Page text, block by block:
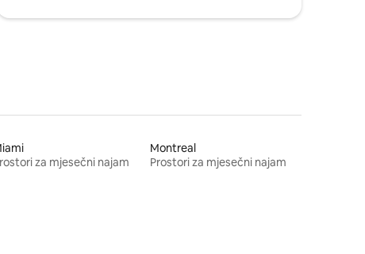
za mjesečni najam
Montreal
Prostori za mjesečni najam